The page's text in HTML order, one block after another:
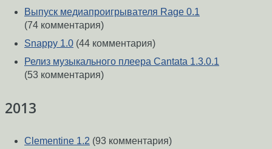
Выпуск медиапроигрывателя Rage 0.1
(74 комментария)
Snappy 1.0 (44 комментария)
Релиз музыкального плеера Cantata 1.3.0.1
(53 комментария)
2013
Clementine 1.2 (93 комментария)